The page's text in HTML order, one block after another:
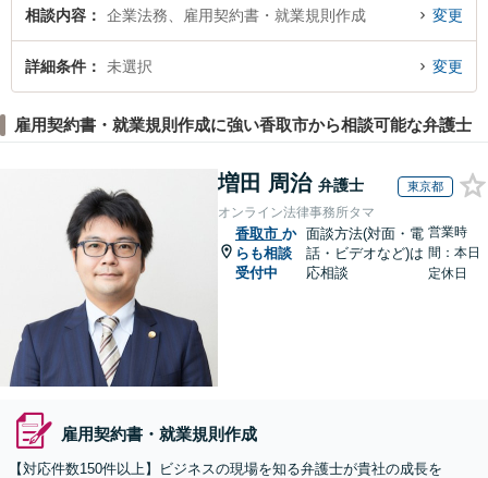
の実績豊富な近くの弁護士を検索したい』『初回相談無料で雇用契約書・就業
規則作成を法律相談できる香取市内の弁護士に相談予約したい』などでお困り
の相談者さんにおすすめです。
相談内容 企業法務、雇用契約書・就業規則作成 変更
詳細条件 未選択 変更
雇用契約書・就業規則作成に強い香取市から相談可能な弁護士
増田 周治 弁護士 東京都
オンライン法律事務所タマ
香取市 か
らも相談
受付中
面談方法(対面・電
話・ビデオなど)は
応相談
営業時
間：本日
定休日
雇用契約書・就業規則作成
【対応件数150件以上】ビジネスの現場を知る弁護士が貴社の成長を